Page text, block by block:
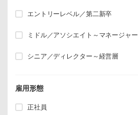
エントリーレベル／第二新卒
ミドル／アソシエイト～マネージャー
シニア／ディレクター～経営層
雇用形態
正社員